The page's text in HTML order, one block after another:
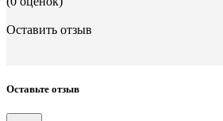
Оставить отзыв
Оставьте отзыв